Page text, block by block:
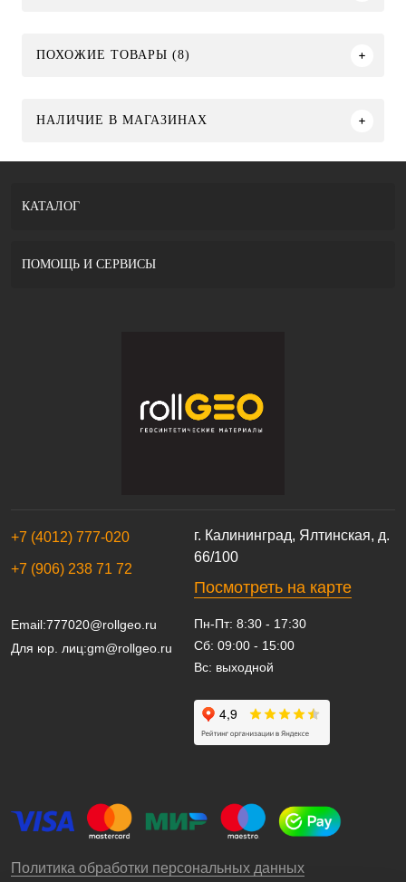
ПОХОЖИЕ ТОВАРЫ (8)
НАЛИЧИЕ В МАГАЗИНАХ
г. Калининград, Ялтинская, д.
66/100
Посмотреть на карте
+7 (4012) 777-020
+7 (906) 238 71 72
Email:777020@rollgeo.ru
Для юр. лиц:gm@rollgeo.ru
Пн-Пт: 8:30 - 17:30
Сб: 09:00 - 15:00
Вс: выходной
Политика обработки персональных данных
КАТАЛОГ
ПОМОЩЬ И СЕРВИСЫ